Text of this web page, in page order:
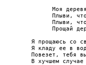
Моя
Плыви,
Плыви,
Прощай
Я прощаюсь со
Я кладу ее в
Повезет, тебя
В хучшем